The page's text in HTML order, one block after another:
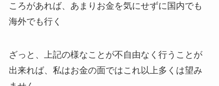
ころがあれば、あまりお金を気にせずに国内でも
海外でも行く
ざっと、上記の様なことが不自由なく行うことが
出来れば、私はお金の面ではこれ以上多くは望み